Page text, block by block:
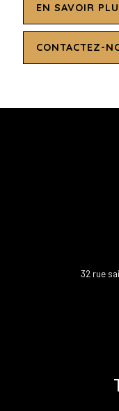
EN SAVOIR
CONTACTEZ-
32 rue